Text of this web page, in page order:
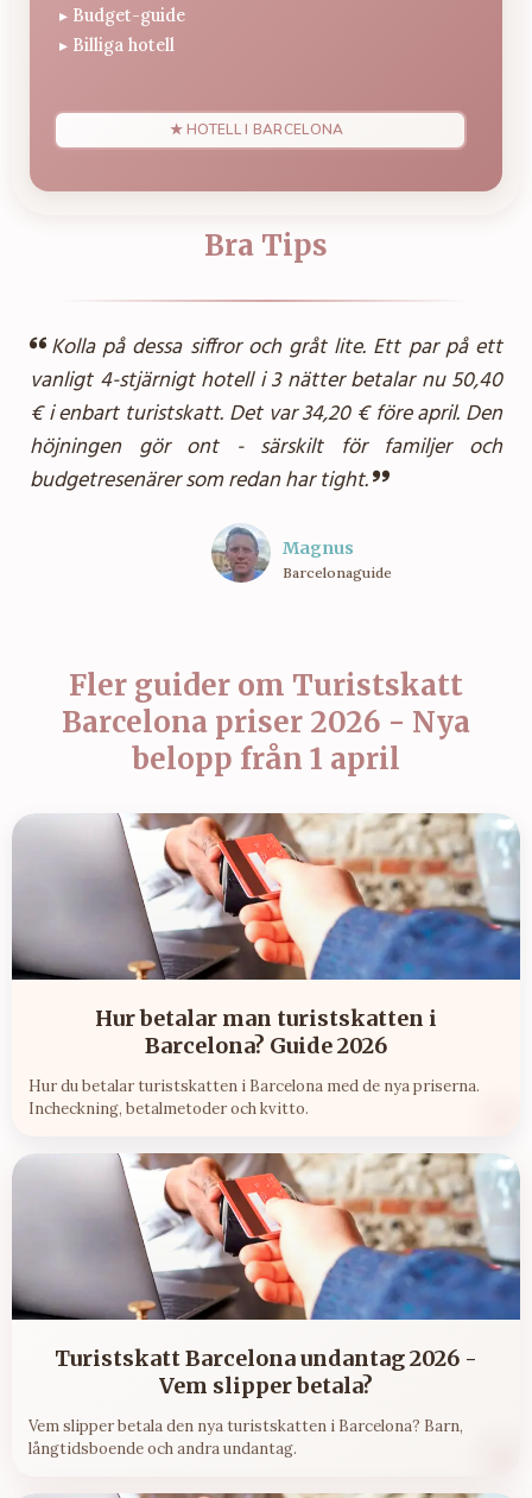
Bra Tips
Kolla på dessa siffror och gråt lite. Ett par på ett
vanligt 4-stjärnigt hotell i 3 nätter betalar nu 50,40
€ i enbart turistskatt. Det var 34,20 € före april. Den
höjningen gör ont - särskilt för familjer och
budgetresenärer som redan har tight.
Magnus
Barcelonaguide
Fler guider om Turistskatt
Barcelona priser 2026 - Nya
belopp från 1 april
Hur betalar man turistskatten i
Barcelona? Guide 2026
Hur du betalar turistskatten i Barcelona med de nya priserna.
Incheckning, betalmetoder och kvitto.
Turistskatt Barcelona undantag 2026 -
Vem slipper betala?
Vem slipper betala den nya turistskatten i Barcelona? Barn,
långtidsboende och andra undantag.
▸ Budget-guide
▸ Billiga hotell
★ HOTELL I BARCELONA